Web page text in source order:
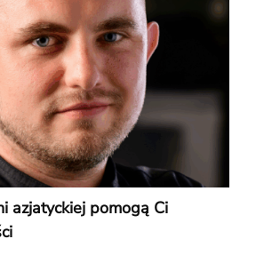
azjatyckiej pomogą Ci